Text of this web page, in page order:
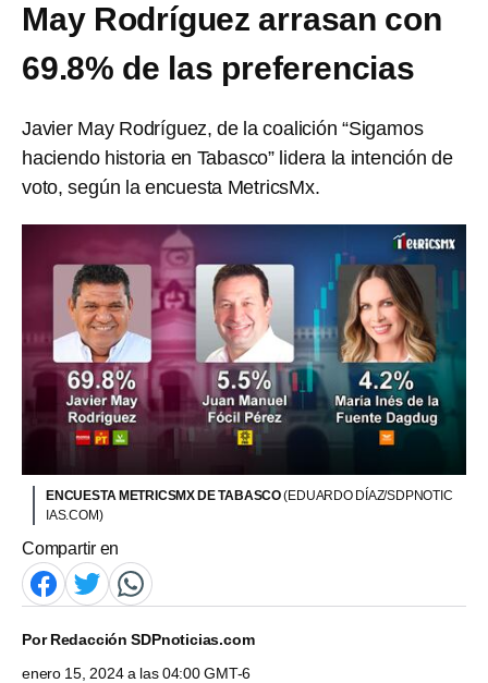
May Rodríguez arrasan con
69.8% de las preferencias
Javier May Rodríguez, de la coalición “Sigamos
haciendo historia en Tabasco” lidera la intención de
voto, según la encuesta MetricsMx.
ENCUESTA METRICSMX DE TABASCO(EDUARDO DÍAZ/SDPNOTIC
IAS.COM)
Compartir en
PorRedacción SDPnoticias.com
enero 15, 2024 a las 04:00 GMT-6